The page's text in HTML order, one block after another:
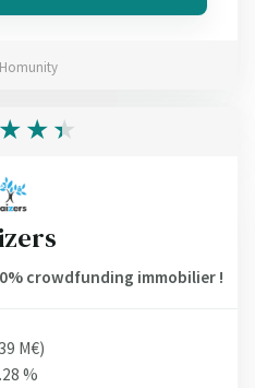
crowdfunding immobilier !
M€)
%